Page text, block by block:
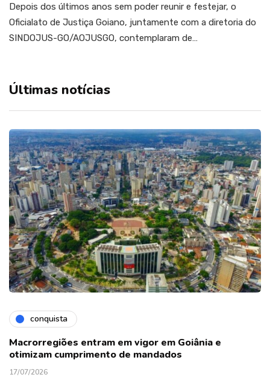
Depois dos últimos anos sem poder reunir e festejar, o
Oficialato de Justiça Goiano, juntamente com a diretoria do
SINDOJUS-GO/AOJUSGO, contemplaram de…
Últimas notícias
conquista
Macrorregiões entram em vigor em Goiânia e
otimizam cumprimento de mandados
17/07/2026